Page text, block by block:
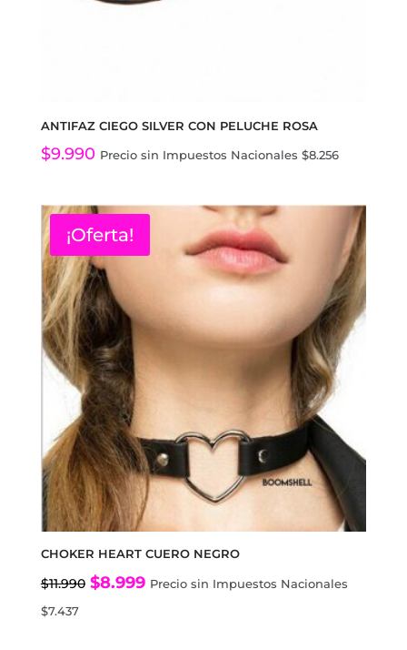
ANTIFAZ CIEGO SILVER CON PELUCHE ROSA
$9.990 Precio sin Impuestos Nacionales $8.256
¡Oferta!
CHOKER HEART CUERO NEGRO
$11.990 El
$8.999ElPrecio sin Impuestos Nacionales
$7.437